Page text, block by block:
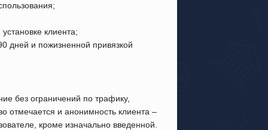
клиента;
дней и пожизненной привязкой
без ограничений по трафику,
отмечается и анонимность клиента –
кроме изначально введенной.